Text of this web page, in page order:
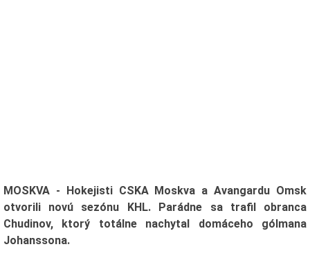
MOSKVA - Hokejisti CSKA Moskva a Avangardu Omsk
otvorili novú sezónu KHL. Parádne sa trafil obranca
Chudinov, ktorý totálne nachytal domáceho gólmana
Johanssona.